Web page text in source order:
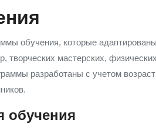
обучения, которые
творческих мастерских,
разработаны с учетом
обучения